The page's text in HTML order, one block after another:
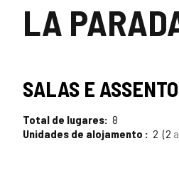
León
LAcadernos
SALAS E
Total de lugares 8
Unidades de alojamento
2 2